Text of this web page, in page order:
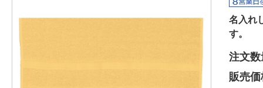
名入れ
す。
注文数
販売価